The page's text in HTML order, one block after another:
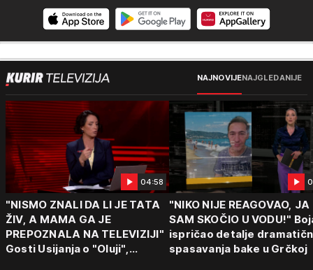
NAJNOVIJENAJGLEDANIJE
04:58
"NISMO ZNALI DA LI JE TATA
ŽIV, A MAMA GA JE
PREPOZNALA NA TELEVIZIJI"
Gosti Usijanja o "Oluji",
"NIKO NIJE REAGOVAO, JA
SAM SKOČIO U VODU!"
ispričao detalje
spasavanja bake u Grčkoj